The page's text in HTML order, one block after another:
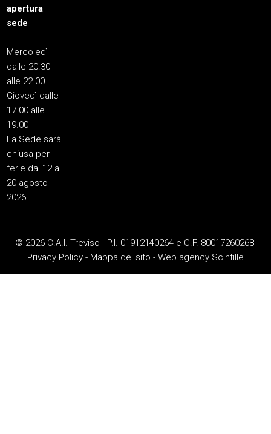
apertura
sede
Mercoledì
dalle 20.30
alle 22.00
Giovedì dalle
17.00 alle
19.00
La Sede sarà
chiusa per
ferie dal 12 al
20 agosto
2026.
© 2026 C.A.I. Treviso - P.I. 01912140264 e C.F. 80017260268-
Privacy Policy - Mappa del sito - Web agency Scintille